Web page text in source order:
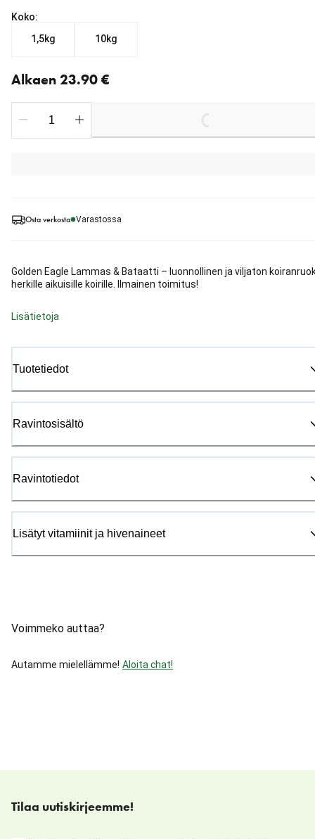
Osta verkosta Varastossa
Golden Eagle Lammas & Bataatti – luonnollinen ja viljaton
herkille aikuisille koirille. Ilmainen toimitus!
Lisätietoja
Tuotetiedot
Ravintosisältö
Ravintotiedot
Lisätyt vitamiinit ja hivenaineet
Voimmeko auttaa?
Autamme mielellämme! Aloita chat!
Koko:
1,5kg
10kg
Alkaen 23.90 €
Loading...
Tilaa uutiskirjeemme!